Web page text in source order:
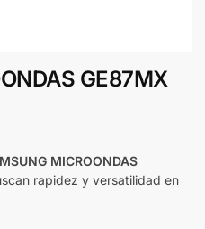
GE87MX
MICROONDAS
rapidez y versatilidad en